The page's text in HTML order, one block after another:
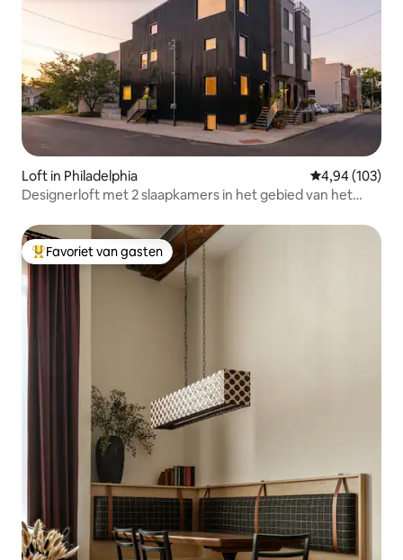
Loft in Philadelphia Gemiddelde
4,94 (103)
Designerloft met 2 slaapkamers in het gebied van het
Topfavoriet van gasten
Favoriet van gasten